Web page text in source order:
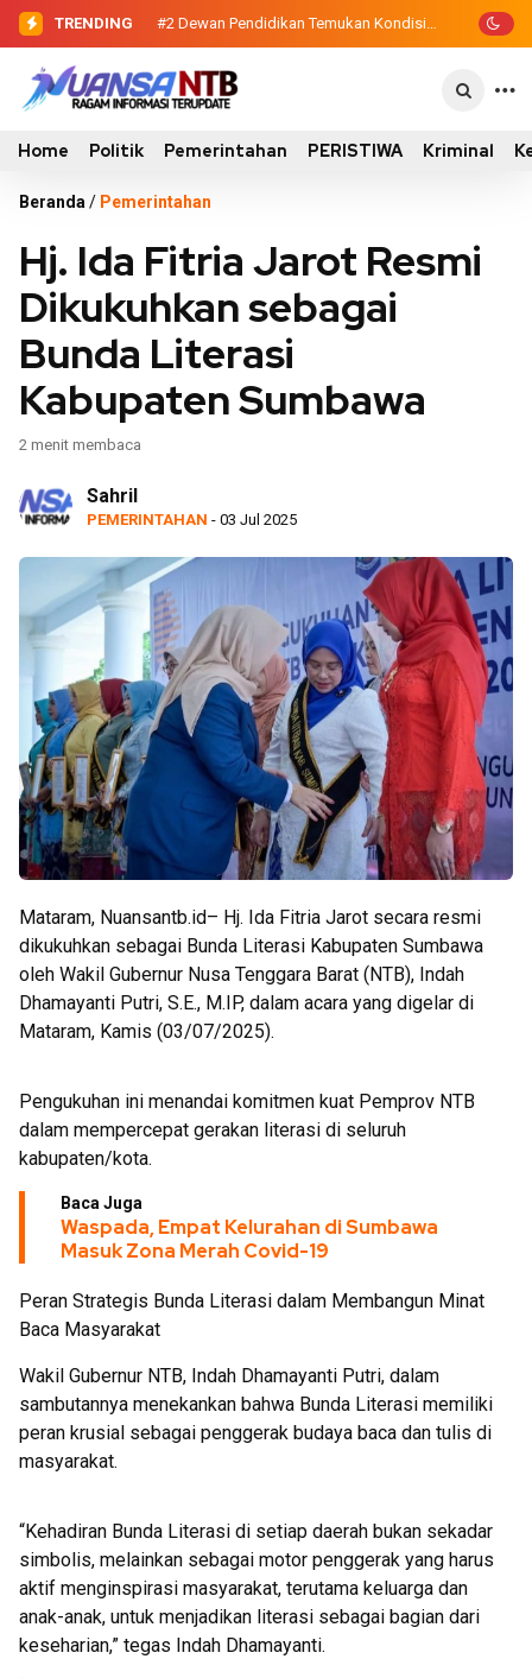
TRENDING #2 Dewan Pendidikan Temukan
Kondisi 305 Siswa SDN Kanar Belajar di
#3 Sinergi Eksekutif-Legislatif, Wabup
Ansori Serahkan Tujuh Kontainer
Home Politik Pemerintahan PERISTIWA Kriminal
Beranda / Pemerintahan
Hj. Ida Fitria Jarot Resmi
Dikukuhkan sebagai
Bunda Literasi
Kabupaten Sumbawa
2 menit membaca
Sahril
PEMERINTAHAN - 03 Jul 2025
Mataram, Nuansantb.id– Hj. Ida Fitria Jarot secara resmi
dikukuhkan sebagai Bunda Literasi Kabupaten Sumbawa
oleh Wakil Gubernur Nusa Tenggara Barat (NTB), Indah
Dhamayanti Putri, S.E., M.IP, dalam acara yang digelar di
Mataram, Kamis (03/07/2025).
Pengukuhan ini menandai komitmen kuat Pemprov NTB
dalam mempercepat gerakan literasi di seluruh
kabupaten/kota.
Baca Juga
Waspada, Empat Kelurahan di Sumbawa
Masuk Zona Merah Covid-19
Peran Strategis Bunda Literasi dalam Membangun Minat
Baca Masyarakat
Wakil Gubernur NTB, Indah Dhamayanti Putri, dalam
sambutannya menekankan bahwa Bunda Literasi memiliki
peran krusial sebagai penggerak budaya baca dan tulis di
masyarakat.
“Kehadiran Bunda Literasi di setiap daerah bukan sekadar
simbolis, melainkan sebagai motor penggerak yang harus
aktif menginspirasi masyarakat, terutama keluarga dan
anak-anak, untuk menjadikan literasi sebagai bagian dari
keseharian,” tegas Indah Dhamayanti.